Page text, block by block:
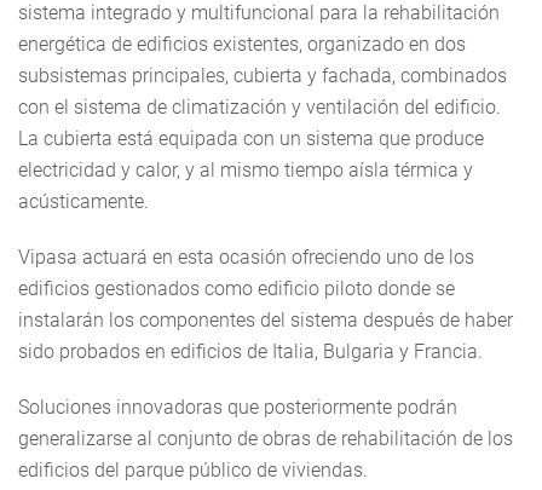
sistema integrado y multifuncional para la rehabilitación
energética de edificios existentes, organizado en dos
subsistemas principales, cubierta y fachada, combinados
con el sistema de climatización y ventilación del edificio.
La cubierta está equipada con un sistema que produce
electricidad y calor, y al mismo tiempo aísla térmica y
acústicamente.
Vipasa actuará en esta ocasión ofreciendo uno de los
edificios gestionados como edificio piloto donde se
instalarán los componentes del sistema después de haber
sido probados en edificios de Italia, Bulgaria y Francia.
Soluciones innovadoras que posteriormente podrán
generalizarse al conjunto de obras de rehabilitación de los
edificios del parque público de viviendas.